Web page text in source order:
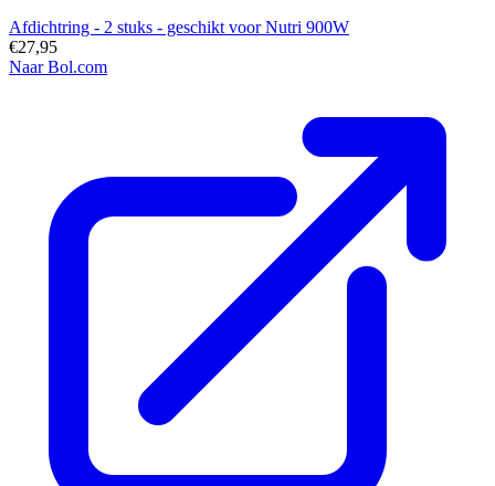
Afdichtring - 2 stuks - geschikt voor Nutri 900W
€27,95
Naar Bol.com